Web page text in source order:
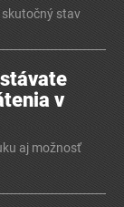
skutočný stav
v
aj možnosť